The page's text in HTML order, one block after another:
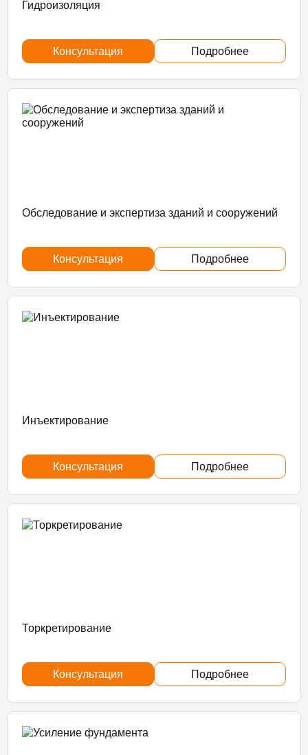
Гидроизоляция
Консультация Подробнее
Обследование и экспертиза зданий и сооружений
Консультация Подробнее
Инъектирование
Консультация Подробнее
Торкретирование
Консультация Подробнее